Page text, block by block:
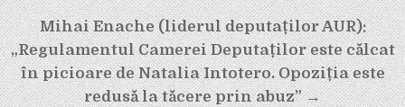
Navigare
în
articole
Mihai Enache (liderul deputaților AUR):
„Regulamentul Camerei Deputaților este călcat
în picioare de Natalia Intotero. Opoziția este
redusă la tăcere prin abuz” →